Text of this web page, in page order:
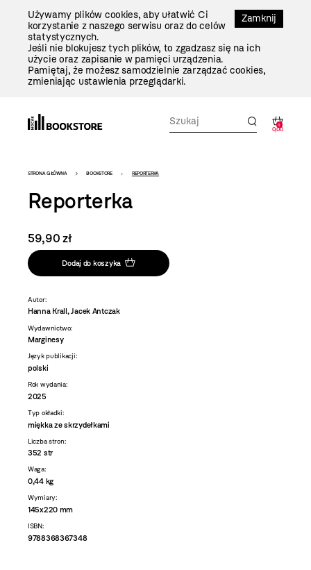
Zamknij
Używamy plików cookies, aby ułatwić Ci
korzystanie z naszego serwisu oraz do celów
statystycznych.
Jeśli nie blokujesz tych plików, to zgadzasz się na ich
użycie oraz zapisanie w pamięci urządzenia.
Pamiętaj, że możesz samodzielnie zarządzać cookies,
zmieniając ustawienia przeglądarki.
0
0,00
Bookstore
-
szablon
szczegóły
STRONA GŁÓWNA BOOKSTORE REPORTERKA
Reporterka
59,90 zł
Dodaj do koszyka
Autor:
Hanna Krall, Jacek Antczak
Wydawnictwo:
Marginesy
Język publikacji:
polski
Rok wydania:
2025
Typ okładki:
miękka ze skrzydełkami
Liczba stron:
352 str
Waga:
0,44 kg
Wymiary:
145x220 mm
ISBN:
9788368367348